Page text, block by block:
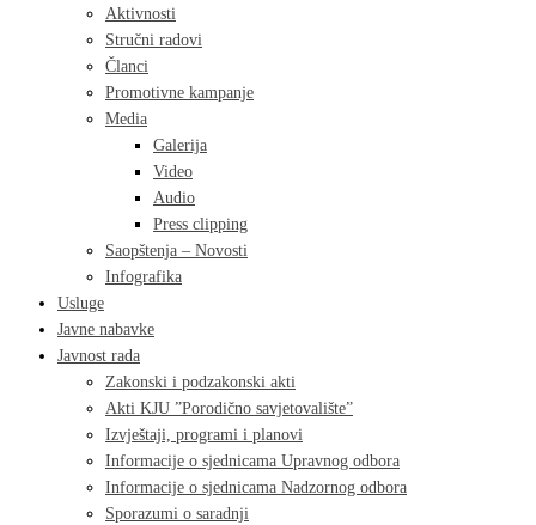
Aktivnosti
Stručni radovi
Članci
Promotivne kampanje
Media
Galerija
Video
Audio
Press clipping
Saopštenja – Novosti
Infografika
Usluge
Javne nabavke
Javnost rada
Zakonski i podzakonski akti
Akti KJU ”Porodično savjetovalište”
Izvještaji, programi i planovi
Informacije o sjednicama Upravnog odbora
Informacije o sjednicama Nadzornog odbora
Sporazumi o saradnji